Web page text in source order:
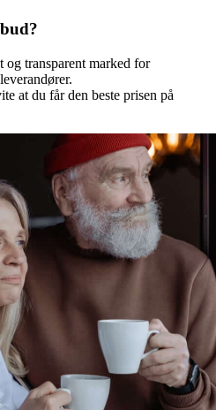
transparent marked for
at du får den beste prisen på